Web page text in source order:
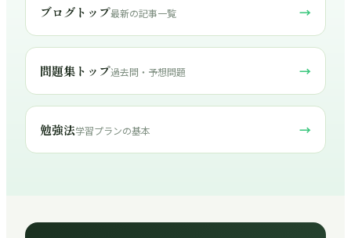
ブログトップ最新の記事一覧 →
問題集トップ過去問・予想問題 →
勉強法学習プランの基本 →